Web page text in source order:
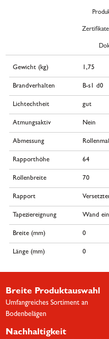
Zertifikate
Gewicht (kg) 1,75
Brandverhalten B-s1 d0
Lichtechtheit gut
Atmungsaktiv Nein
Abmessung
Rapporthöhe 64
Rollenbreite 70
Rapport
Tapeziereignung Wand
Breite (mm) 0
Länge (mm) 0
Breite Produktauswahl
Umfangreiches Sortiment an
Bodenbelägen
Nachhaltigkeit